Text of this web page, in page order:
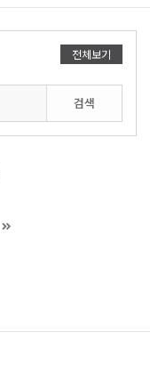
전체보기
검색